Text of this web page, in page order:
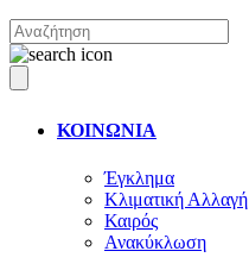
ΚΟΙΝΩΝΙΑ
Έγκλημα
Κλιματική Αλλαγή
Καιρός
Ανακύκλωση